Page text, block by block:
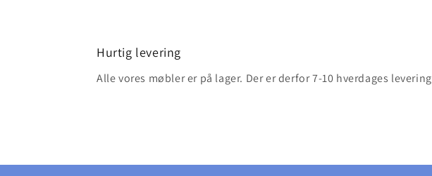
Hurtig levering
Alle vores møbler er på lager. Der er derfor 7-10 hverdages levering